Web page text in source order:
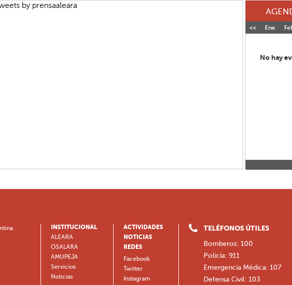
by prensaaleara
<< Ene
No hay
INSTITUCIONAL
ALEARA
OSALARA
AMUPEJA
Servicios
Noticias
ACTIVIDADES
NOTICIAS
REDES
Facebook
Twitter
Instagram
TELÉFONOS ÚTILES
Bomberos: 100
Policía: 911
Emergencia Médica: 107
Defensa Civil: 103